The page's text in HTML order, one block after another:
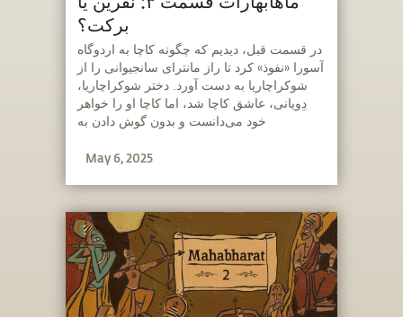
برکت؟
‫در قسمت قبل، دیدیم که چگونه کاچا به اردوگاه
آسورا «نفوذ» کرد تا راز مانترای سانجیوانی را از
شوکراچاریا به دست آورد. دختر شوکراچاریا،
دِویانی، عاشق کاچا شد، اما کاچا او را خواهر
خود می‌دانست و بدون گوش دادن به
بعدی داستان.
May 6, 2025